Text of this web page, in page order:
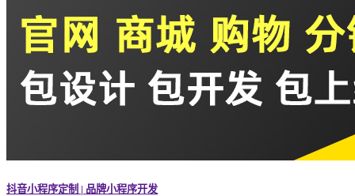
抖音小程序定制 | 品牌小程序开发